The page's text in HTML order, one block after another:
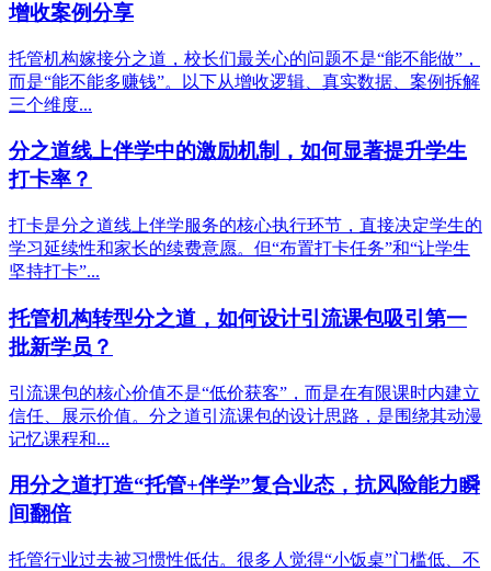
增收案例分享
托管机构嫁接分之道，校长们最关心的问题不是“能不能做”，
而是“能不能多赚钱”。以下从增收逻辑、真实数据、案例拆解
三个维度...
分之道线上伴学中的激励机制，如何显著提升学生
打卡率？
打卡是分之道线上伴学服务的核心执行环节，直接决定学生的
学习延续性和家长的续费意愿。但“布置打卡任务”和“让学生
坚持打卡”...
托管机构转型分之道，如何设计引流课包吸引第一
批新学员？
引流课包的核心价值不是“低价获客”，而是在有限课时内建立
信任、展示价值。分之道引流课包的设计思路，是围绕其动漫
记忆课程和...
用分之道打造“托管+伴学”复合业态，抗风险能力瞬
间翻倍
托管行业过去被习惯性低估。很多人觉得“小饭桌”门槛低、不